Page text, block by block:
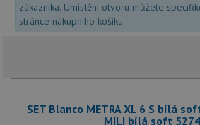
zákazníka. Umístění otvoru můžete
stránce nákupního košíku.
SET Blanco METRA XL 6 S bílá
MILI bílá soft